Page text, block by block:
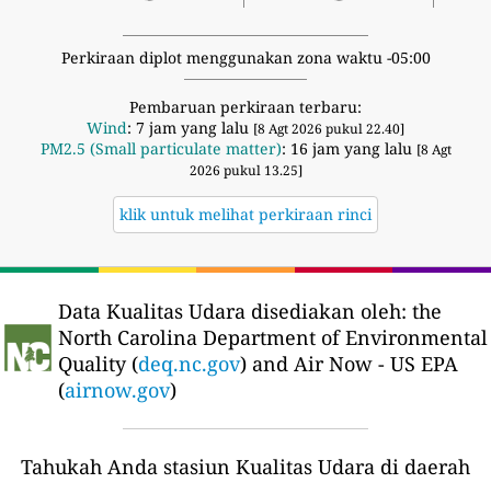
Perkiraan diplot menggunakan zona waktu -05:00
Pembaruan perkiraan terbaru:
Wind: 7 jam yang lalu [8 Agt 2026 pukul 22.40]
PM2.5 (Small particulate matter): 16 jam yang lalu [8 Agt
2026 pukul 13.25]
klik untuk melihat perkiraan rinci
Data Kualitas Udara disediakan oleh: the
North Carolina Department of Environmental
Quality (deq.nc.gov) and Air Now - US EPA
(airnow.gov)
Tahukah Anda stasiun Kualitas Udara di daerah